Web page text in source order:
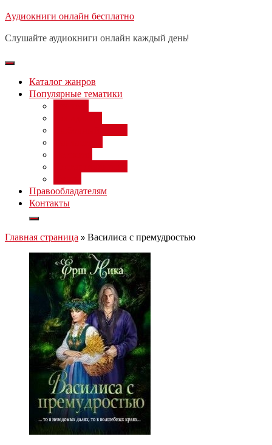
Перейти
содержимому
Аудиокниги онлайн бесплатно
Слушайте аудиокниги онлайн каждый день!
Каталог жанров
Популярные тематики
Правообладателям
Контакты
Главная страница » Василиса с премудростью
Бесплатный вебинар: заработок
день